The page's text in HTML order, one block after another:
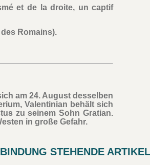
et de la droite, un captif
Romains).
am 24. August desselben
Valentinian behält sich
zu seinem Sohn Gratian.
in große Gefahr.
STEHENDE ARTIKEL